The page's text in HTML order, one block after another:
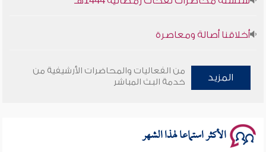
سلسلة محاضرات نفحات رمضانية 1444هـ
المزيد
من الفعاليات والمحاضرات الأرشيفية من
خدمة البث المباشر
الأكثر استماعا لهذا الشهر